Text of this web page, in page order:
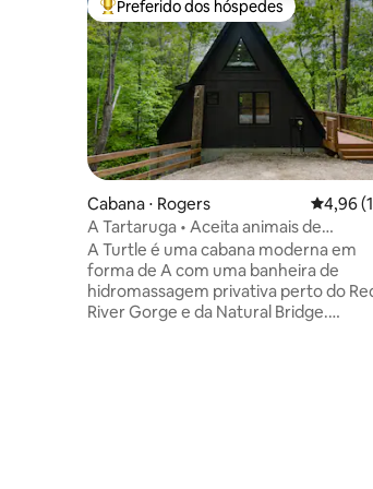
Entre os melhores preferidos dos
Preferido dos hóspedes
Cabana ⋅ Rogers 4,96 de
4,96
A Tartaruga • Aceita animais de
estimação • Banheira de
• Romântico
A Turtle é uma cabana moderna em
forma de A com uma banheira de
hidromassagem privativa perto do
River Gorge e da Natural Bridge.